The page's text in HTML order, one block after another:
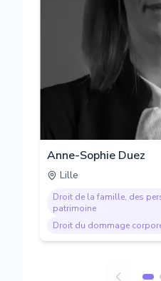
Anne-Sophie Duez
Lille
Droit de la famille, des
patrimoine
Droit du dommage